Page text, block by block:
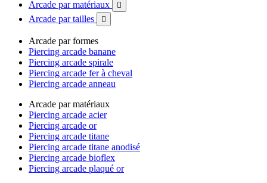
Arcade par matériaux 
Arcade par tailles 
Arcade par formes
Piercing arcade banane
Piercing arcade spirale
Piercing arcade fer à cheval
Piercing arcade anneau
Arcade par matériaux
Piercing arcade acier
Piercing arcade or
Piercing arcade titane
Piercing arcade titane anodisé
Piercing arcade bioflex
Piercing arcade plaqué or